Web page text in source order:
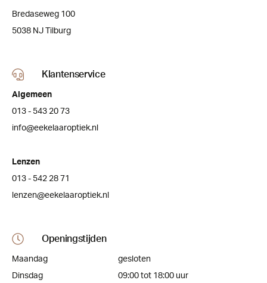
Bredaseweg 100
5038 NJ Tilburg
Klantenservice
Algemeen
013 - 543 20 73
info@eekelaaroptiek.nl
Lenzen
013 - 542 28 71
lenzen@eekelaaroptiek.nl
Openingstijden
Maandag
gesloten
Dinsdag
09:00 tot 18:00 uur